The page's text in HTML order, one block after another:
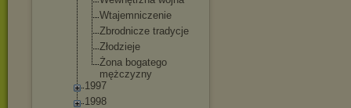
Wtajemniczenie
Zbrodnicze tradycje
Złodzieje
Żona bogatego
mężczyzny
1997
1998